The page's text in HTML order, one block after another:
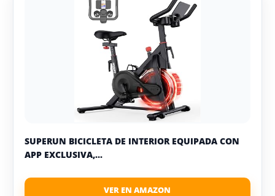
SUPERUN BICICLETA DE INTERIOR EQUIPADA CON
APP EXCLUSIVA,...